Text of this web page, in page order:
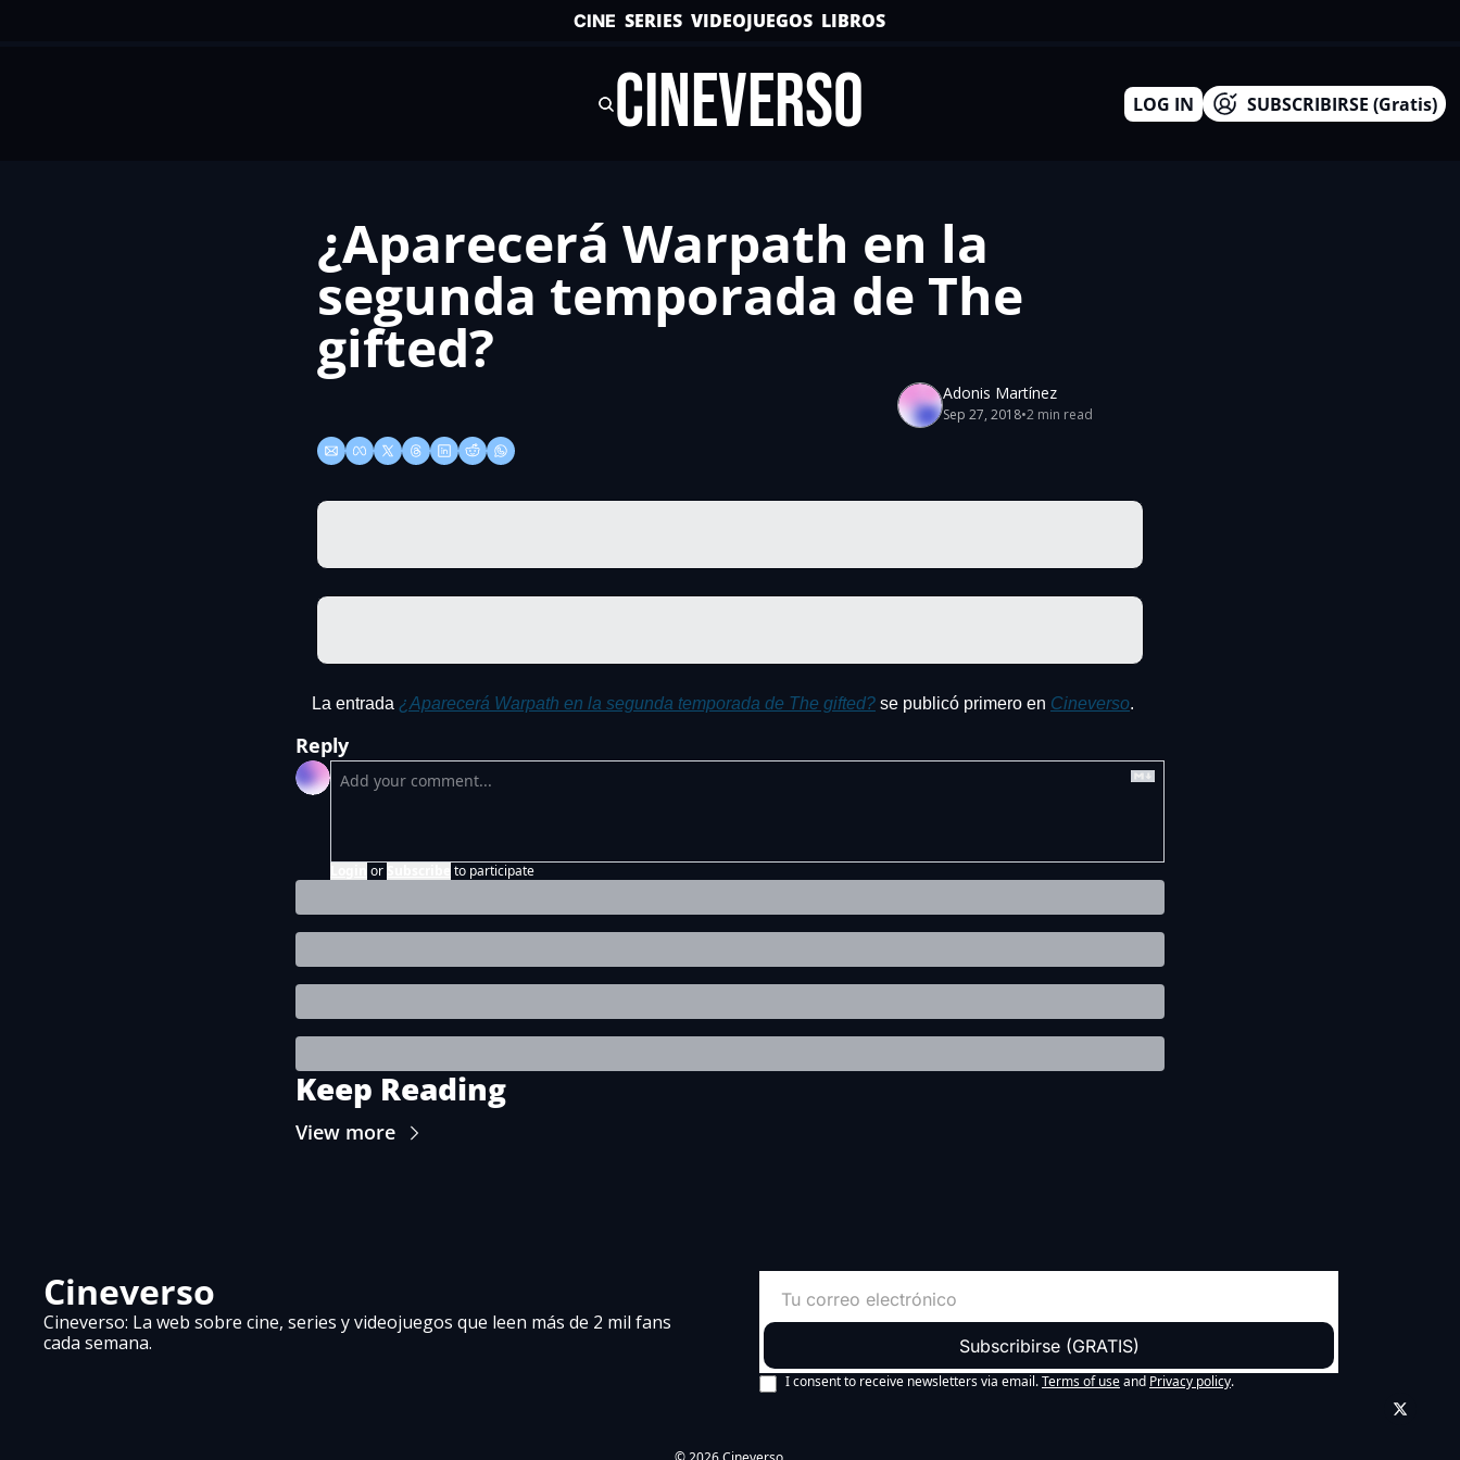
CINE SERIES VIDEOJUEGOS LIBROS
CINEVERSO LOG IN SUBSCRIBIRSE (Gratis)
¿Aparecerá Warpath en la
segunda temporada de The
gifted?
Adonis Martínez
Sep 27, 2018•2 min read
La entrada ¿Aparecerá Warpath en la segunda temporada de The gifted? se publicó primero en Cineverso.
Reply
or to participate
Keep Reading
View more
Cineverso
Cineverso: La web sobre cine, series y videojuegos que leen más de 2 mil fans
cada semana.
Subscribirse (GRATIS)
I consent to receive newsletters via email.Terms of useand Privacy policy.